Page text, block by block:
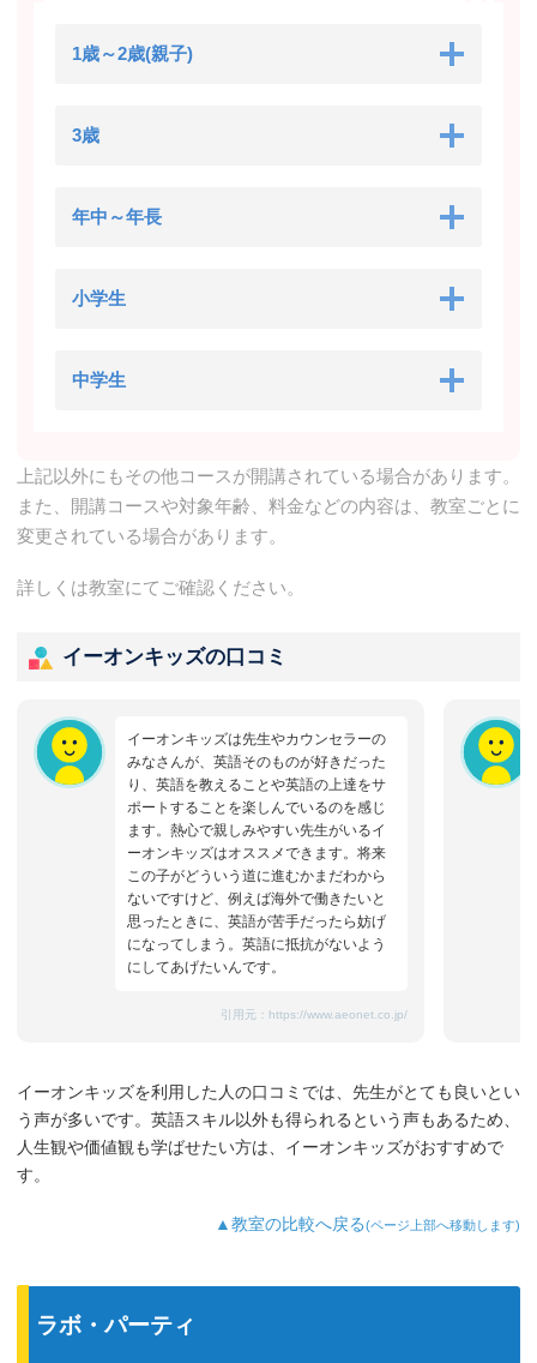
1歳～2歳(親子)
3歳
年中～年長
小学生
中学生
上記以外にもその他コースが開講されている場合があります。
また、開講コースや対象年齢、料金などの内容は、教室ごとに
変更されている場合があります。
詳しくは教室にてご確認ください。
イーオンキッズの口コミ
イーオンキッズは先生やカウンセラーの
みなさんが、英語そのものが好きだった
り、英語を教えることや英語の上達をサ
ポートすることを楽しんでいるのを感じ
ます。熱心で親しみやすい先生がいるイ
ーオンキッズはオススメできます。将来
この子がどういう道に進むかまだわから
ないですけど、例えば海外で働きたいと
思ったときに、英語が苦手だったら妨げ
になってしまう。英語に抵抗がないよう
にしてあげたいんです。
引用元： https://www.aeonet.co.jp/
イーオンキッズを利用した人の口コミでは、先生がとても良いとい
う声が多いです。英語スキル以外も得られるという声もあるため、
人生観や価値観も学ばせたい方は、イーオンキッズがおすすめで
す。
▲教室の比較へ戻る(ページ上部へ移動します)
ラボ・パーティ